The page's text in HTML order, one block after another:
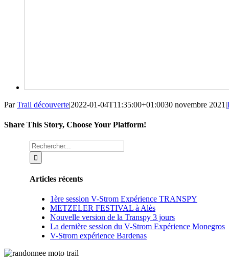
ParTrail découverte|2022-01-04T11:35:00+01:0030 novembre 2021 |
Share This Story, Choose Your Platform!
Facebook
LinkedIn
WhatsAppRechercher:
Articles récents
1ère session V-Strom Expérience TRANSPY
METZELER FESTIVAL à Alès
Nouvelle version de la Transpy 3 jours
La dernière session du V-Strom Expérience Monegros
V-Strom expérience Bardenas